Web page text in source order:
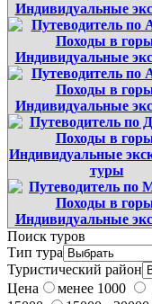
Поиск туров
Тип тура
Туристический район
Цена
менее 1000